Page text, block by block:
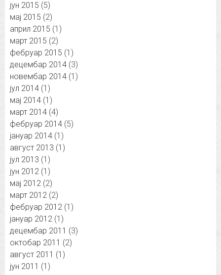
јун 2015 (5)
мај 2015 (2)
април 2015 (1)
март 2015 (2)
фебруар 2015 (1)
децембар 2014 (3)
новембар 2014 (1)
јул 2014 (1)
мај 2014 (1)
март 2014 (4)
фебруар 2014 (5)
јануар 2014 (1)
август 2013 (1)
јул 2013 (1)
јун 2012 (1)
мај 2012 (2)
март 2012 (2)
фебруар 2012 (1)
јануар 2012 (1)
децембар 2011 (3)
октобар 2011 (2)
август 2011 (1)
јун 2011 (1)